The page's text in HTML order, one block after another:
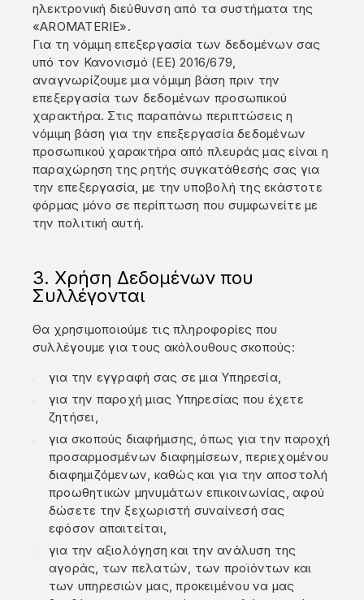
ηλεκτρονική διεύθυνση από τα συστήματα της
«AROMATERIE».
Για τη νόμιμη επεξεργασία των δεδομένων σας
υπό τον Κανονισμό (ΕΕ) 2016/679,
αναγνωρίζουμε μια νόμιμη βάση πριν την
επεξεργασία των δεδομένων προσωπικού
χαρακτήρα. Στις παραπάνω περιπτώσεις η
νόμιμη βάση για την επεξεργασία δεδομένων
προσωπικού χαρακτήρα από πλευράς μας είναι η
παραχώρηση της ρητής συγκατάθεσής σας για
την επεξεργασία, με την υποβολή της εκάστοτε
φόρμας μόνο σε περίπτωση που συμφωνείτε με
την πολιτική αυτή.
3. Χρήση Δεδομένων που
Συλλέγονται
Θα χρησιμοποιούμε τις πληροφορίες που
συλλέγουμε για τους ακόλουθους σκοπούς:
για την εγγραφή σας σε μια Υπηρεσία,
για την παροχή μιας Υπηρεσίας που έχετε
ζητήσει,
για σκοπούς διαφήμισης, όπως για την παροχή
προσαρμοσμένων διαφημίσεων, περιεχομένου
διαφημιζόμενων, καθώς και για την αποστολή
προωθητικών μηνυμάτων επικοινωνίας, αφού
δώσετε την ξεχωριστή συναίνεσή σας
εφόσον απαιτείται,
για την αξιολόγηση και την ανάλυση της
αγοράς, των πελατών, των προϊόντων και
των υπηρεσιών μας, προκειμένου να μας